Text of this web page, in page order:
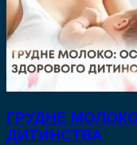
ГРУДНЕ
ДИТИНСТВА